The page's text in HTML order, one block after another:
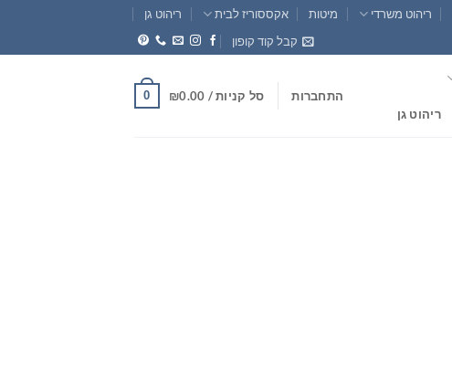
ריהוט משרדי מיטות אקססוריז לבית
ריהוט גן
קבל קוד קופון
ריהוט גן
התחברות סל קניות / ₪0.00
0